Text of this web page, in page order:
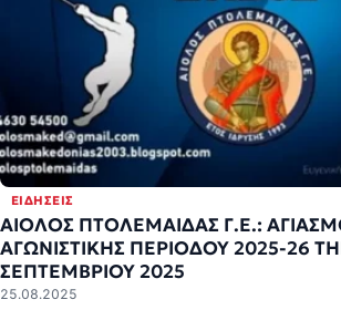
ΕΙΔΉΣΕΙΣ
ΑΙΟΛΟΣ ΠΤΟΛΕΜΑΙΔΑΣ Γ.Ε.:
ΑΓΩΝΙΣΤΙΚΗΣ ΠΕΡΙΟΔΟΥ 2025-26
ΣΕΠΤΕΜΒΡΙΟΥ 2025
25.08.2025